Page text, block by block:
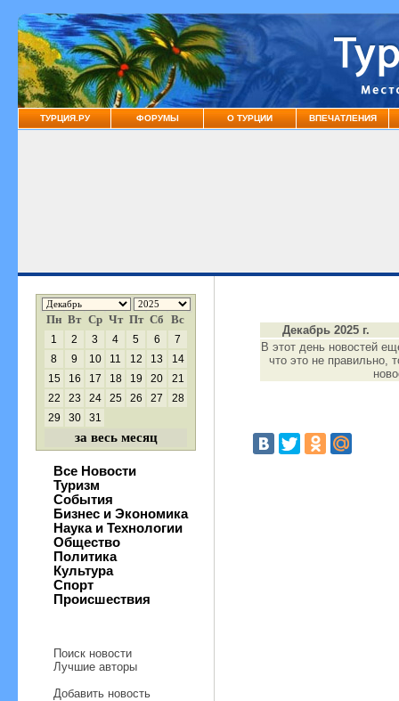
ТУРЦИЯ.РУ ФОРУМЫ О ТУРЦИИ ВПЕЧАТЛЕНИЯ
Пн Вт Ср Чт Пт Сб Вс
1 2 3 4 5 6
7
8
9 10 11 12 13
14
15
16 17 18 19 20
21
22
23 24 25 26 27
28
29
30 31
за весь месяц
Все Новости
Туризм
События
Бизнес и Экономика
Наука и Технологии
Общество
Политика
Культура
Спорт
Происшествия
Поиск новости
Лучшие авторы
Добавить новость
Декабрь 2025 г.
В этот день новостей
что это не правильно,